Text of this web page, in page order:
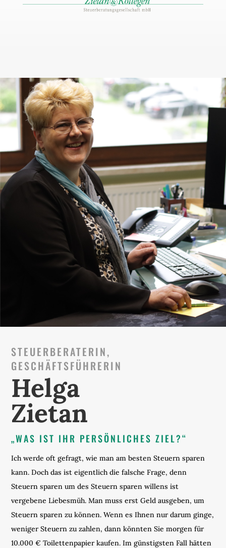
STEUERBERATERIN,
GESCHÄFTSFÜHRERIN
Helga
Zietan
„WAS IST IHR PERSÖNLICHES ZIEL?“
Ich werde oft gefragt, wie man am besten Steuern sparen
kann. Doch das ist eigentlich die falsche Frage, denn
Steuern sparen um des Steuern sparen willens ist
vergebene Liebesmüh. Man muss erst Geld ausgeben, um
Steuern sparen zu können. Wenn es Ihnen nur darum ginge,
weniger Steuern zu zahlen, dann könnten Sie morgen für
10.000 € Toilettenpapier kaufen. Im günstigsten Fall hätten